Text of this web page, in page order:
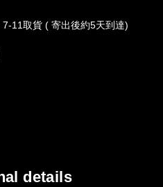
11取貨 ( 寄出後約5天到達)
details